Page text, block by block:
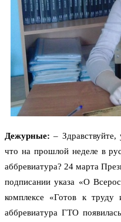
Дежурные: –
что на прошлой неделе в
аббревиатура? 24 марта
подписании указа «О
комплексе «Готов к
аббревиатура ГТО